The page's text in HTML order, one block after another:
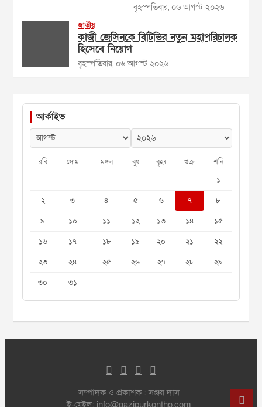
বৃহস্পতিবার, ০৬ আগস্ট ২০২৬
জাতীয়
কাজী জেসিনকে বিটিভির নতুন মহাপরিচালক
হিসেবে নিয়োগ
বৃহস্পতিবার, ০৬ আগস্ট ২০২৬
আর্কাইভ
রবি সোম মঙ্গল বুধ বৃহঃ শুক্র শনি
১
২
৩ ৪ ৫ ৬ ৭
৮
৯
১০ ১১ ১২ ১৩ ১৪
১৫
১৬
১৭ ১৮ ১৯ ২০ ২১
২২
২৩
২৪ ২৫ ২৬ ২৭ ২৮
২৯
৩০
৩১
সম্পাদক ও প্রকাশক : সঞ্জয় দাস
ই-মেইল: info@gazipurkontho.com